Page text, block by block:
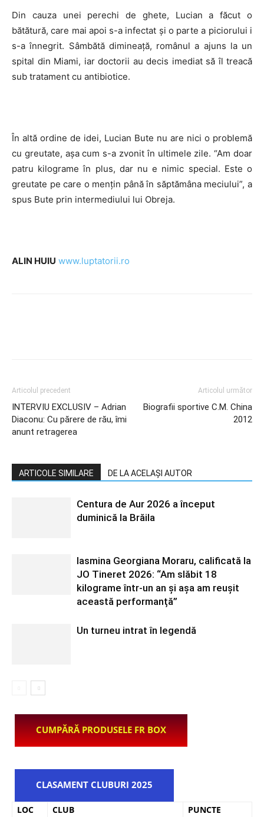
Din cauza unei perechi de ghete, Lucian a făcut o
bătătură, care mai apoi s-a infectat și o parte a piciorului i
s-a înnegrit. Sâmbătă dimineață, românul a ajuns la un
spital din Miami, iar doctorii au decis imediat să îl treacă
sub tratament cu antibiotice.
În altă ordine de idei, Lucian Bute nu are nici o problemă
cu greutate, așa cum s-a zvonit în ultimele zile. “Am doar
patru kilograme în plus, dar nu e nimic special. Este o
greutate pe care o mențin până în săptămâna meciului”, a
spus Bute prin intermediului lui Obreja.
ALIN HUIU www.luptatorii.ro
Articolul precedent
INTERVIU EXCLUSIV – Adrian
Diaconu: Cu părere de rău, îmi
anunt retragerea
Articolul următor
Biografii sportive C.M. China
2012
ARTICOLE SIMILARE DE LA ACELAȘI AUTOR
Centura de Aur 2026 a început
duminică la Brăila
Iasmina Georgiana Moraru, calificată la
JO Tineret 2026: “Am slăbit 18
kilograme într-un an și așa am reușit
această performanță”
Un turneu intrat în legendă
CUMPĂRĂ PRODUSELE FR BOX
CLASAMENT CLUBURI 2025
LOC CLUB PUNCTE